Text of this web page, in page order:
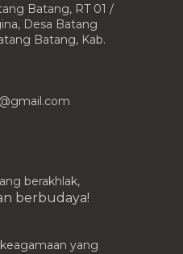
Batang, RT 01 /
Desa Batang
Batang, Kab.
berakhlak,
berbudaya!
yang